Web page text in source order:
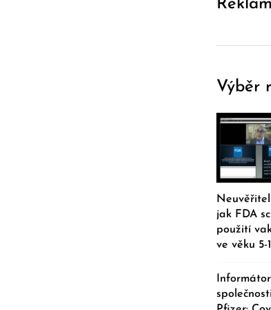
Výběr
jak FDA
použití
ve věku 5-
společnosti